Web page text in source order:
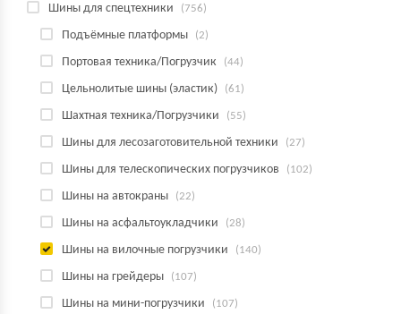
Шины для спецтехники (756)
Подъёмные платформы (2)
Портовая техника/Погрузчик (44)
Цельнолитые шины (эластик) (61)
Шахтная техника/Погрузчики (55)
Шины для лесозаготовительной техники (27)
Шины для телескопических погрузчиков (102)
Шины на автокраны (22)
Шины на асфальтоукладчики (28)
Шины на вилочные погрузчики (140)
Шины на грейдеры (107)
Шины на мини-погрузчики (107)